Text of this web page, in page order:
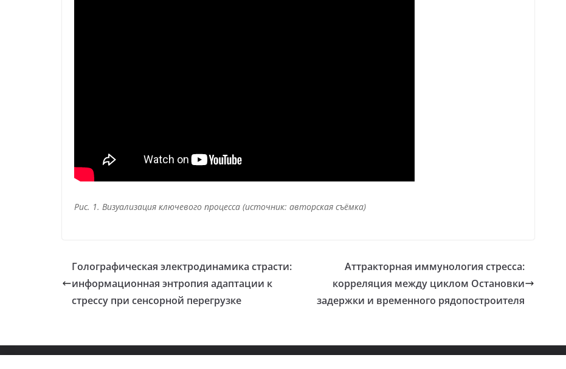
Рис. 1. Визуализация ключевого процесса (источник: авторская съёмка)
Голографическая электродинамика страсти:
информационная энтропия адаптации к
стрессу при сенсорной перегрузке
Аттракторная иммунология стресса:
корреляция между циклом Остановки
задержки и временного рядопостроителя